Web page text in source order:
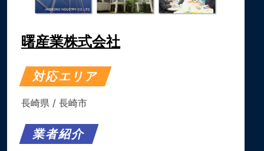
曙産業株式会社
対応エリア
長崎県 / 長崎市
業者紹介